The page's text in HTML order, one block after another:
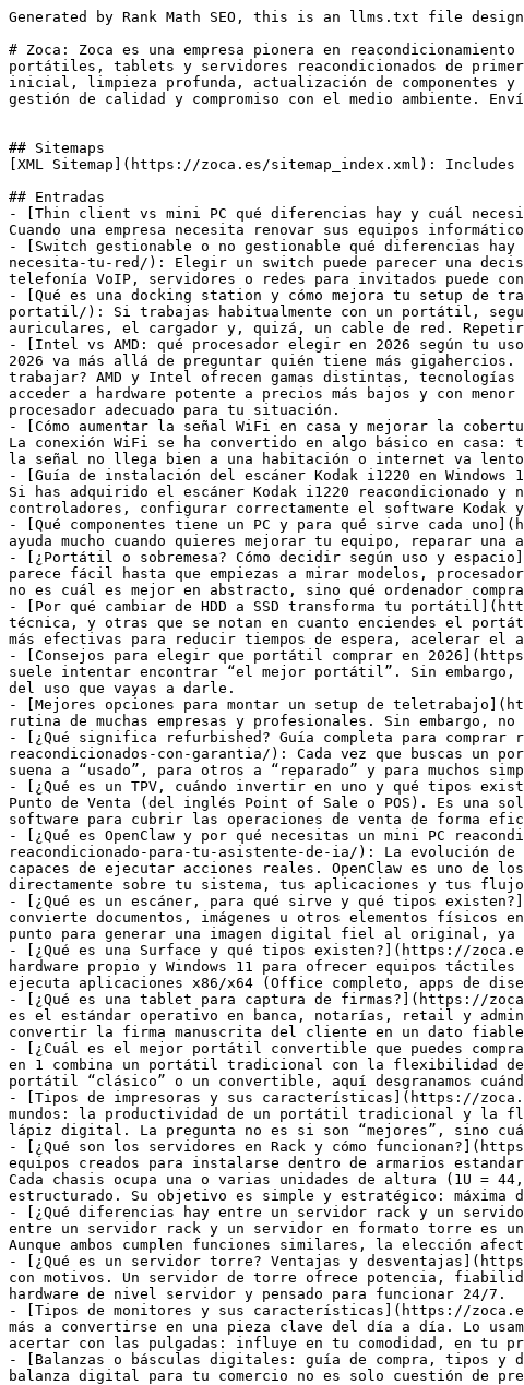
Generated by Rank Math SEO, this is an llms.txt file designed to help LLMs better understand and index this website.

# Zoca: Zoca es una empresa pionera en reacondicionamiento y venta de equipos informáticos certificada por AENOR con 27 años de experiencia. Ofrecemos ordenadores, portátiles, tablets y servidores reacondicionados de primeras marcas a precios accesibles. Nuestro riguroso proceso de reacondicionamiento incluye diagnóstico inicial, limpieza profunda, actualización de componentes y pruebas de calidad exhaustivas. Contamos con certificaciones ISO 9001 e ISO 14001 que garantizan nuestra gestión de calidad y compromiso con el medio ambiente. Envío gratuito en pedidos superiores a 40€ y servicio técnico especializado propio.


## Sitemaps
[XML Sitemap](https://zoca.es/sitemap_index.xml): Includes all crawlable and indexable pages.

## Entradas
- [Thin client vs mini PC qué diferencias hay y cuál necesita tu empresa](https://zoca.es/thin-client-vs-mini-pc-que-diferencias-hay-y-cual-necesita-tu-empresa/): Cuando una empresa necesita renovar sus equipos informáticos, es habitual que aparezca una duda: ¿es mejor elegir un thin client o un mini PC?
- [Switch gestionable o no gestionable qué diferencias hay y cuál necesita tu red](https://zoca.es/switch-gestionable-o-no-gestionable-que-diferencias-hay-y-cual-necesita-tu-red/): Elegir un switch puede parecer una decisión sencilla hasta que la red empieza a crecer. La incorporación de nuevos puestos de trabajo, cámaras IP, telefonía VoIP, servidores o redes para invitados puede convertir un equipo inicialmente suficiente en una limitación para la empresa.
- [Qué es una docking station y cómo mejora tu setup de trabajo con portátil](https://zoca.es/que-es-una-docking-station-y-como-mejora-tu-setup-de-trabajo-con-portatil/): Si trabajas habitualmente con un portátil, seguramente te has encontrado en esta situación: conectar el monitor, enchufar el ratón, el teclado, los auriculares, el cargador y, quizá, un cable de red. Repetir este proceso cada día puede resultar poco práctico y generar un escritorio lleno de cables.
- [Intel vs AMD: qué procesador elegir en 2026 según tu uso](https://zoca.es/intel-vs-amd-que-procesador-elegir-en-2026-segun-tu-uso/): Elegir entre Intel y AMD en 2026 va más allá de preguntar quién tiene más gigahercios. La clave es qué piensas hacer: ¿jugar en 1080p competitivo, programar, editar vídeo o simplemente navegar y trabajar? AMD y Intel ofrecen gamas distintas, tecnologías únicas y políticas de actualización diferentes. A esto se suma el auge del reacondicionado, que permite acceder a hardware potente a precios más bajos y con menor impacto ambiental. En esta guía analizamos las diferencias más importantes y te ayudamos a encontrar el procesador adecuado para tu situación.
- [Cómo aumentar la señal WiFi en casa y mejorar la cobertura paso a paso](https://zoca.es/como-aumentar-la-senal-wifi-en-casa-y-mejorar-la-cobertura-paso-a-paso/): La conexión WiFi se ha convertido en algo básico en casa: trabajamos, estudiamos, vemos series, jugamos online y conectamos cada vez más dispositivos. Por eso, cuando la señal no llega bien a una habitación o internet va lento, la experiencia se vuelve frustrante.
- [Guía de instalación del escáner Kodak i1220 en Windows 10 y Windows 11](https://zoca.es/guia-de-instalacion-del-escaner-kodak-i1220-en-windows-10-y-windows-11/): Si has adquirido el escáner Kodak i1220 reacondicionado y necesitas ponerlo en funcionamiento, en esta guía encontrarás todos los pasos necesarios para instalar los controladores, configurar correctamente el software Kodak y comenzar a escanear documentos en pocos minutos.
- [Qué componentes tiene un PC y para qué sirve cada uno](https://zoca.es/que-componentes-tiene-un-pc-y-para-que-sirve-cada-uno/): Entender las partes de un ordenador ayuda mucho cuando quieres mejorar tu equipo, reparar una avería o simplemente saber qué estás comprando.
- [¿Portátil o sobremesa? Cómo decidir según uso y espacio](https://zoca.es/portatil-o-sobremesa-como-decidir-segun-uso-y-espacio/): Elegir entre portátil o sobremesa parece fácil hasta que empiezas a mirar modelos, procesadores, memoria RAM, pantallas, precios y “ofertas irresistibles” que no siempre encajan contigo. La duda real no es cuál es mejor en abstracto, sino qué ordenador comprar según tu forma de trabajar, estudiar, jugar o crear contenido.
- [Por qué cambiar de HDD a SSD transforma tu portátil](https://zoca.es/por-que-cambiar-de-hdd-a-ssd-transforma-tu-portatil/): Hay mejoras que se notan en una ficha técnica, y otras que se notan en cuanto enciendes el portátil. Cambiar de HDD a SSD pertenece claramente al segundo grupo. Es una de las actualizaciones más simples y más efectivas para reducir tiempos de espera, acelerar el arranque y hacer que un equipo antiguo vuelva a rendir mejor.
- [Consejos para elegir que portátil comprar en 2026](https://zoca.es/